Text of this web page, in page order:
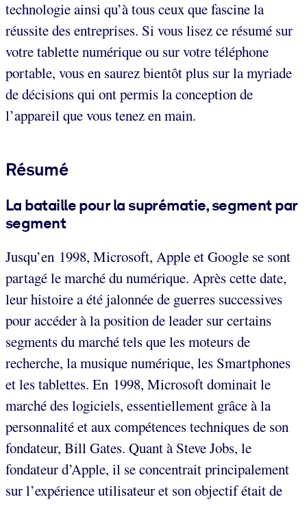
technologie ainsi qu’à tous ceux que fascine la
réussite des entreprises. Si vous lisez ce résumé sur
votre tablette numérique ou sur votre téléphone
portable, vous en saurez bientôt plus sur la myriade
de décisions qui ont permis la conception de
l’appareil que vous tenez en main.
Résumé
La bataille pour la suprématie, segment par
segment
Jusqu’en 1998, Microsoft, Apple et Google se sont
partagé le marché du numérique. Après cette date,
leur histoire a été jalonnée de guerres successives
pour accéder à la position de leader sur certains
segments du marché tels que les moteurs de
recherche, la musique numérique, les Smartphones
et les tablettes. En 1998, Microsoft dominait le
marché des logiciels, essentiellement grâce à la
personnalité et aux compétences techniques de son
fondateur, Bill Gates. Quant à Steve Jobs, le
fondateur d’Apple, il se concentrait principalement
sur l’expérience utilisateur et son objectif était de